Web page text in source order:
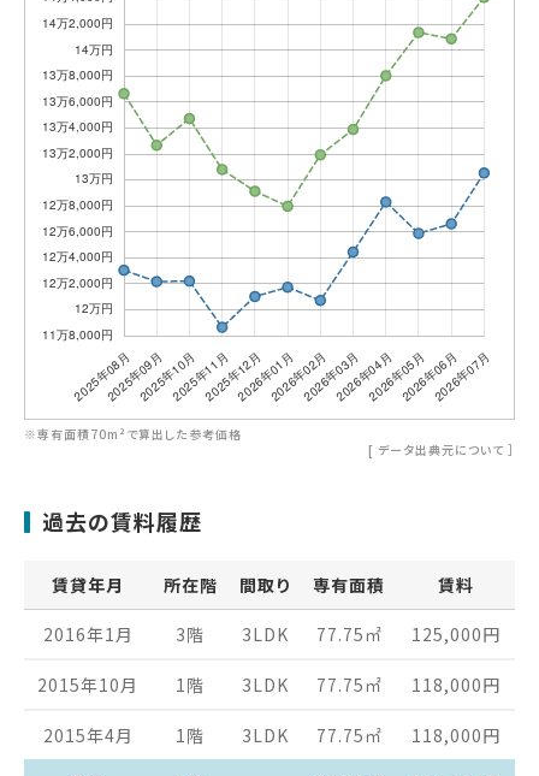
※専有面積70m²で算出した参考価格
[ データ出典元について ］
過去の賃料履歴
賃貸年月 所在階 間取り 専有面積 賃料
2016年1月 3階 3LDK 77.75 ㎡ 125,000円
2015年10月 1階 3LDK 77.75 ㎡ 118,000円
2015年4月 1階 3LDK 77.75 ㎡ 118,000円